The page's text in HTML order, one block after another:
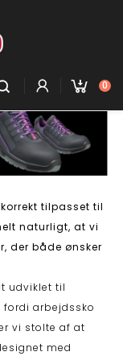
0
tilpasset til
naturligt, at vi
der både ønsker
udviklet til
fordi arbejdssko
vi stolte af at
med